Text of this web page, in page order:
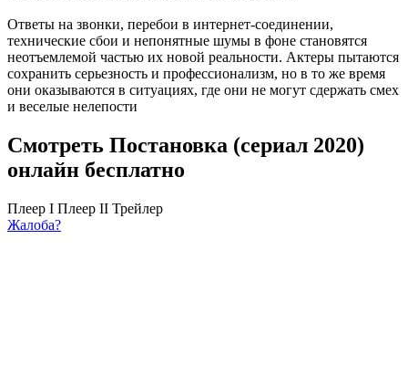
Ответы на звонки, перебои в интернет-соединении,
технические сбои и непонятные шумы в фоне становятся
неотъемлемой частью их новой реальности. Актеры пытаются
сохранить серьезность и профессионализм, но в то же время
они оказываются в ситуациях, где они не могут сдержать смех
и веселые нелепости
Смотреть Постановка (сериал 2020)
онлайн бесплатно
Плеер I Плеер II Трейлер
Жалоба?